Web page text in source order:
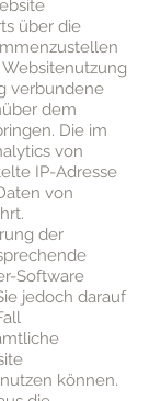
über die
verbundene
dem
Die im
von
IP-Adresse
von
der
Software
jedoch darauf
können.